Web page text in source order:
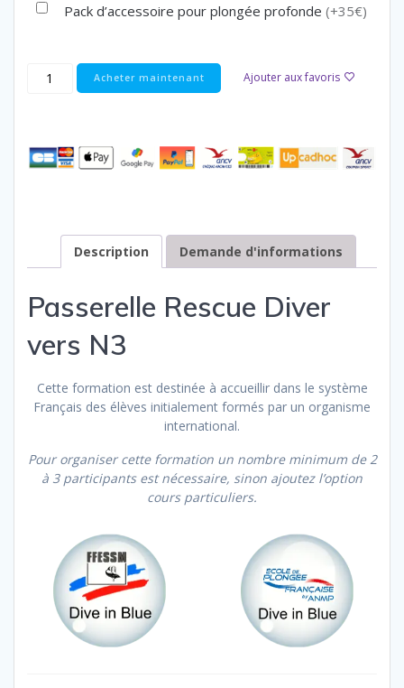
Pack d’accessoire pour plongée profonde(+35€)
Acheter maintenant Ajouter aux favoris
Description Demande d'informations
Passerelle Rescue Diver
vers N3
Cette formation est destinée à accueillir dans le système
Français des élèves initialement formés par un organisme
international.
Pour organiser cette formation un nombre minimum de 2
à 3 participants est nécessaire, sinon ajoutez l’option
cours particuliers.